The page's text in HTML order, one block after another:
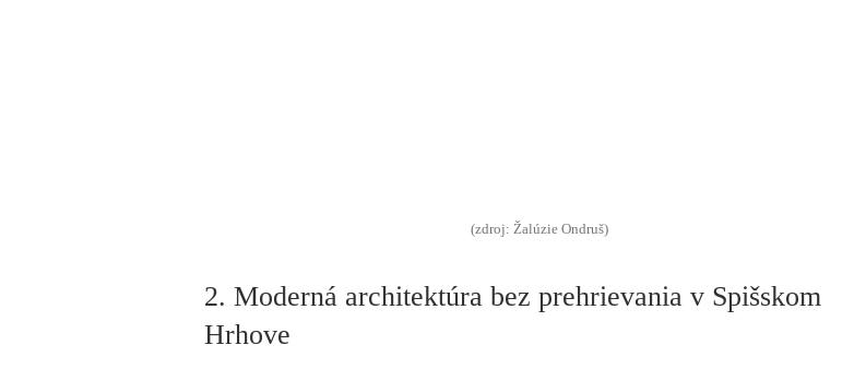
(zdroj: Žalúzie Ondruš)
2. Moderná architektúra bez prehrievania v Spišskom
Hrhove